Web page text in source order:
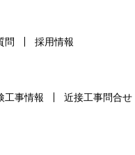
問 採用情報
工事情報 近接工事問合せ